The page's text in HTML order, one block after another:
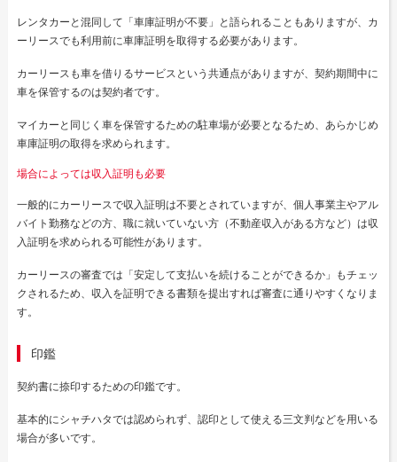
レンタカーと混同して「車庫証明が不要」と語られることもありますが、カ
ーリースでも利用前に車庫証明を取得する必要があります。
カーリースも車を借りるサービスという共通点がありますが、契約期間中に
車を保管するのは契約者です。
マイカーと同じく車を保管するための駐車場が必要となるため、あらかじめ
車庫証明の取得を求められます。
場合によっては収入証明も必要
一般的にカーリースで収入証明は不要とされていますが、個人事業主やアル
バイト勤務などの方、職に就いていない方（不動産収入がある方など）は収
入証明を求められる可能性があります。
カーリースの審査では「安定して支払いを続けることができるか」もチェッ
クされるため、収入を証明できる書類を提出すれば審査に通りやすくなりま
す。
印鑑
契約書に捺印するための印鑑です。
基本的にシャチハタでは認められず、認印として使える三文判などを用いる
場合が多いです。